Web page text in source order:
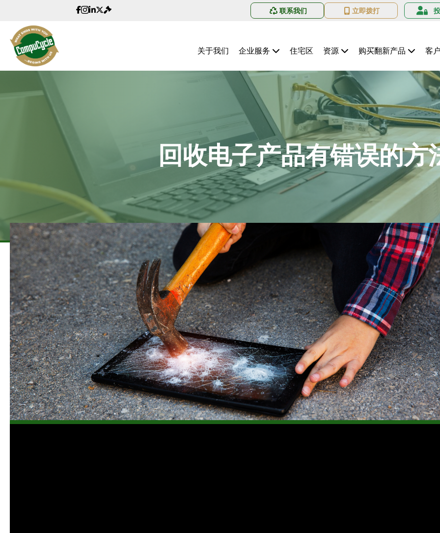
CompuCycle 的 Facebook 链接
CompuCycle 的 Instagram 链接
LinkedIn CompuCycle 简介 联系我们 立即拨打
关于我们 企业服务 住宅区 资源 购买翻新产品 客
回收电子产品有错误的方